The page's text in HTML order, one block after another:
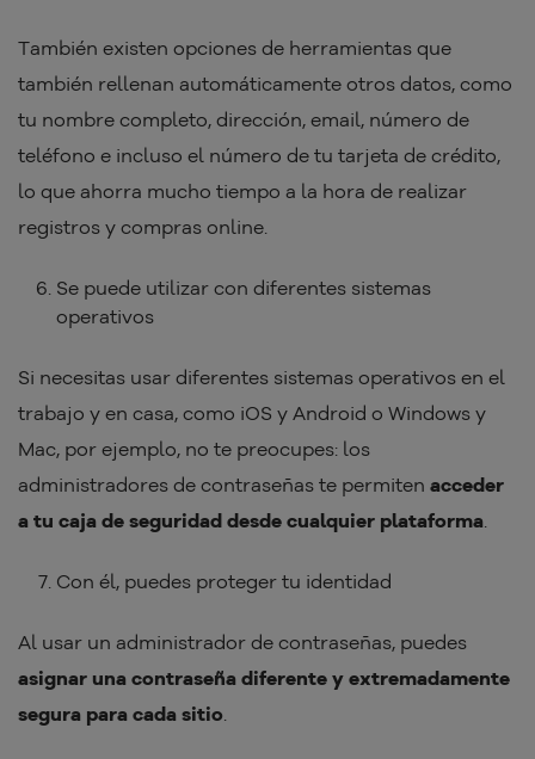
También existen opciones de herramientas que
también rellenan automáticamente otros datos, como
tu nombre completo, dirección, email, número de
teléfono e incluso el número de tu tarjeta de crédito,
lo que ahorra mucho tiempo a la hora de realizar
registros y compras online.
Se puede utilizar con diferentes sistemas
operativos
Si necesitas usar diferentes sistemas operativos en el
trabajo y en casa, como iOS y Android o Windows y
Mac, por ejemplo, no te preocupes: los
administradores de contraseñas te permiten acceder
a tu caja de seguridad desde cualquier plataforma
Con él, puedes proteger tu identidad
Al usar un administrador de contraseñas, puedes
asignar una contraseña diferente y extremadamente
segura para cada sitio